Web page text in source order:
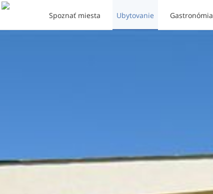
Spoznať miesta Ubytovanie Gastronómia